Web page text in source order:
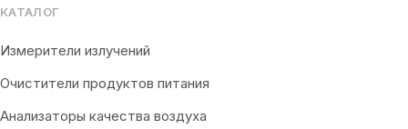
КАТАЛОГ
Измерители излучений
Очистители продуктов питания
Анализаторы качества воздуха